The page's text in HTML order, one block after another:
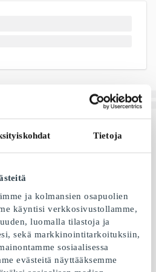
Tietoja
ja kolmansien osapuolien
käyntisi verkkosivustollamme,
luomalla tilastoja ja
sekä markkinointitarkoituksiin,
sosiaalisessa
evästeitä näyttääksemme